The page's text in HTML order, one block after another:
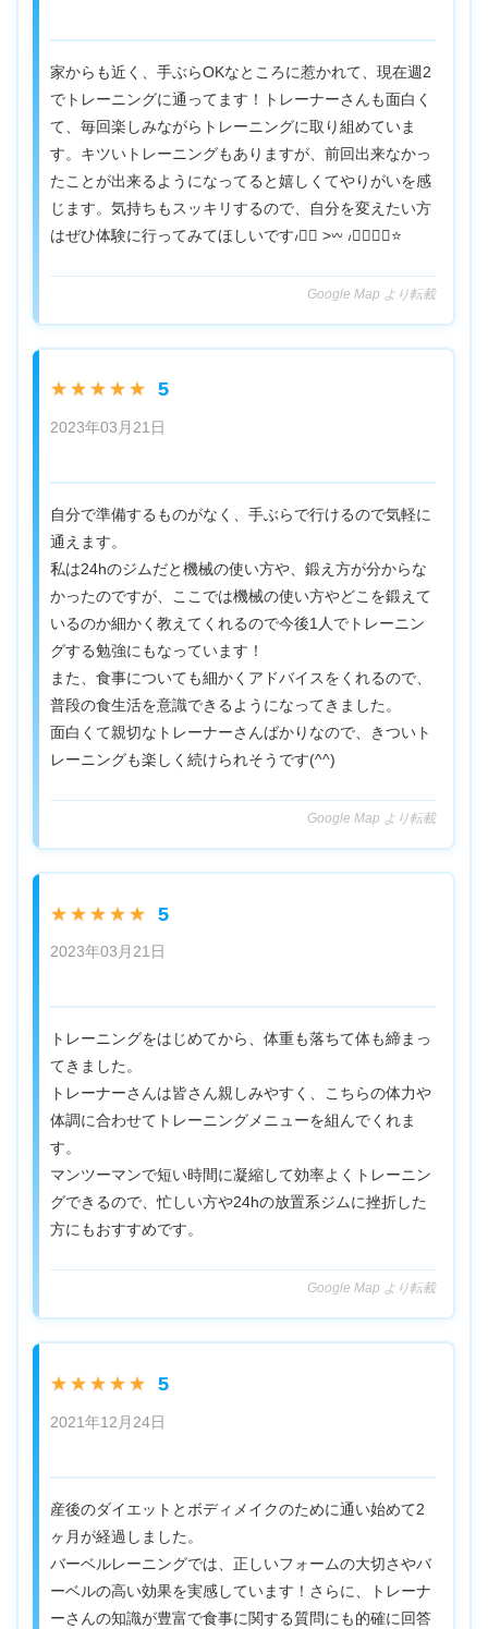
家からも近く、手ぶらOKなところに惹かれて、現在週2
でトレーニングに通ってます！トレーナーさんも面白く
て、毎回楽しみながらトレーニングに取り組めていま
す。キツいトレーニングもありますが、前回出来なかっ
たことが出来るようになってると嬉しくてやりがいを感
じます。気持ちもスッキリするので、自分を変えたい方
はぜひ体験に行ってみてほしいです៸៸᳐ >𖥦 ៸៸᳐👍🏻⭐️
Google Map より転載
★★★★★ 5
2023年03月21日
自分で準備するものがなく、手ぶらで行けるので気軽に
通えます。
私は24hのジムだと機械の使い方や、鍛え方が分からな
かったのですが、ここでは機械の使い方やどこを鍛えて
いるのか細かく教えてくれるので今後1人でトレーニン
グする勉強にもなっています！
また、食事についても細かくアドバイスをくれるので、
普段の食生活を意識できるようになってきました。
面白くて親切なトレーナーさんばかりなので、きついト
レーニングも楽しく続けられそうです(^^)
Google Map より転載
★★★★★ 5
2023年03月21日
トレーニングをはじめてから、体重も落ちて体も締まっ
てきました。
トレーナーさんは皆さん親しみやすく、こちらの体力や
体調に合わせてトレーニングメニューを組んでくれま
す。
マンツーマンで短い時間に凝縮して効率よくトレーニン
グできるので、忙しい方や24hの放置系ジムに挫折した
方にもおすすめです。
Google Map より転載
★★★★★ 5
2021年12月24日
産後のダイエットとボディメイクのために通い始めて2
ヶ月が経過しました。
バーベルレーニングでは、正しいフォームの大切さやバ
ーベルの高い効果を実感しています！さらに、トレーナ
ーさんの知識が豊富で食事に関する質問にも的確に回答